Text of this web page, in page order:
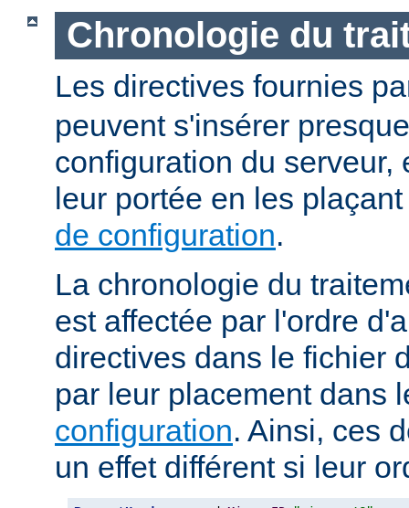
Chronologie du
Les directives fournies
peuvent s'insérer
configuration du serveur,
leur portée en les
de configuration.
La chronologie du
est affectée par l'ordre
directives dans le fichier
par leur placement dans
configuration. Ainsi, ces
un effet différent si leur